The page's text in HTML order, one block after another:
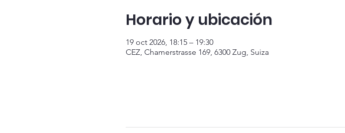
Horario y ubicación
19 oct 2026, 18:15 – 19:30
CEZ, Chamerstrasse 169, 6300 Zug, Suiza